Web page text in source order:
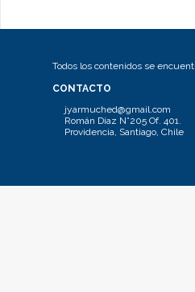
Todos los contenidos se
CONTACTO
jyarmuched@gmail.com
Román Díaz N°205 Of. 401.
Providencia, Santiago, Chile